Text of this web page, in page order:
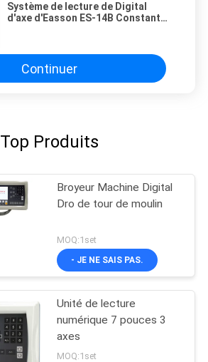
Système de lecture de Digital
d'axe d'Easson ES-14B Constant
Continuer
Top Produits
Broyeur Machine Digital
Dro de tour de moulin
MOQ:1set
- JE NE SAIS PAS.
Unité de lecture
numérique 7 pouces 3
axes
MOQ:1set